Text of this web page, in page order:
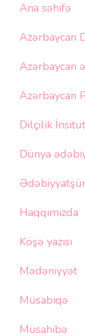
Ana səhifə
Azərbaycan
Azərbaycan
Azərbaycan
Dilçilik
Dünya
Haqqımızda
Köşə yazısı
Mədəniyyət
Müsabiqə
Müsahibə